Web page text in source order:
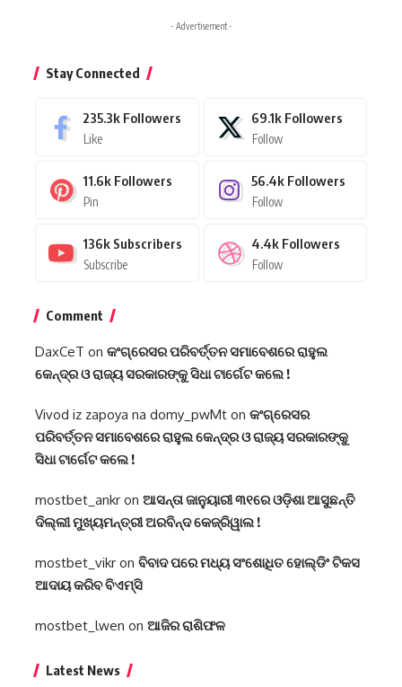
- Advertisement -
Stay Connected
235.3k Followers
Like
69.1k Followers
Follow
11.6k Followers
Pin
56.4k Followers
Follow
136k Subscribers
Subscribe
4.4k Followers
Follow
Comment
DaxCeT on କଂଗ୍ରେସର ପରିବର୍ତ୍ତନ ସମାବେଶରେ ରାହୁଲ
କେନ୍ଦ୍ର ଓ ରାଜ୍ୟ ସରକାରଙ୍କୁ ସିଧା ଟାର୍ଗେଟ କଲେ !
Vivod iz zapoya na domy_pwMt on କଂଗ୍ରେସର
ପରିବର୍ତ୍ତନ ସମାବେଶରେ ରାହୁଲ କେନ୍ଦ୍ର ଓ ରାଜ୍ୟ ସରକାରଙ୍କୁ
ସିଧା ଟାର୍ଗେଟ କଲେ !
mostbet_ankr on ଆସନ୍ତା ଜାନୁୟାରୀ ୩୧ରେ ଓଡ଼ିଶା ଆସୁଛନ୍ତି
ଦିଲ୍ଲୀ ମୁଖ୍ୟମନ୍ତ୍ରୀ ଅରବିନ୍ଦ କେଜ୍ରିୱାଲ !
mostbet_vikr on ବିବାଦ ପରେ ମଧ୍ୟ ସଂଶୋଧିତ ହୋଲ୍ଡିଂ ଟିକସ
ଆଦାୟ କରିବ ବିଏମ୍‌ସି
mostbet_lwen on ଆଜିର ରାଶିଫଳ
Latest News